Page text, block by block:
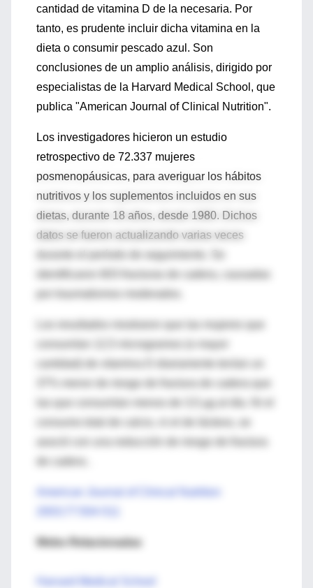
cantidad de vitamina D de la necesaria. Por
tanto, es prudente incluir dicha vitamina en la
dieta o consumir pescado azul. Son
conclusiones de un amplio análisis, dirigido por
especialistas de la Harvard Medical School, que
publica "American Journal of Clinical Nutrition".
Los investigadores hicieron un estudio
retrospectivo de 72.337 mujeres
posmenopáusicas, para averiguar los hábitos
nutritivos y los suplementos incluidos en sus
dietas, durante 18 años, desde 1980. Dichos
datos se fueron actualizando varias veces
durante el período de seguimiento. Se
consumían 12,5 microgramos (o mayor
37% menor de riesgo de fractura de cadera que
las que consumían menos de 3,5 µg al día. Ni el
asoció con una reducción de riesgo de fractura
Webs Relacionadas